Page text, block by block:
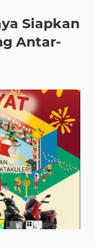
Siapkan
Antar-